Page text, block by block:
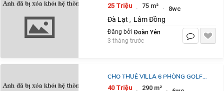
TỰ PHƯỚC, PHƯỜNG 11, ĐÀ LẠT 25
25 Triệu · 75 m² · 8wc
Đà Lạt , Lâm Đồng
Đăng bởi Đoàn Yên
3 tháng trước
CHO THUÊ VILLA 6 PHÒNG GOLF
VALLEY, PHƯỜNG 2, ĐÀ LẠT 36 - 40
40 Triệu 290 m²